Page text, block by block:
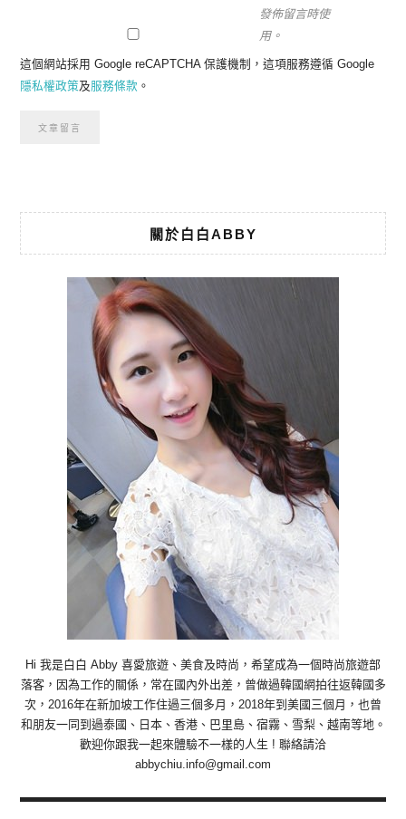
發佈留言時使
用。
這個網站採用 Google reCAPTCHA 保護機制，這項服務遵循 Google
隱私權政策及服務條款 。
關於白白ABBY
Hi 我是白白 Abby 喜愛旅遊、美食及時尚，希望成為一個時尚旅遊部
落客，因為工作的關係，常在國內外出差，曾做過韓國網拍往返韓國多
次，2016年在新加坡工作住過三個多月，2018年到美國三個月，也曾
和朋友一同到過泰國、日本、香港、巴里島、宿霧、雪梨、越南等地。
歡迎你跟我一起來體驗不一樣的人生 ! 聯絡請洽
abbychiu.info@gmail.com